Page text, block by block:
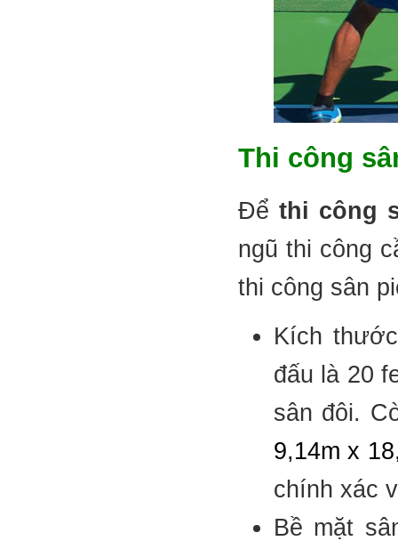
Thi công
Để thi công
ngũ thi công
thi công sân
Kích
đấu là 20
sân đôi.
9,14m x
chính xác
Bề mặt